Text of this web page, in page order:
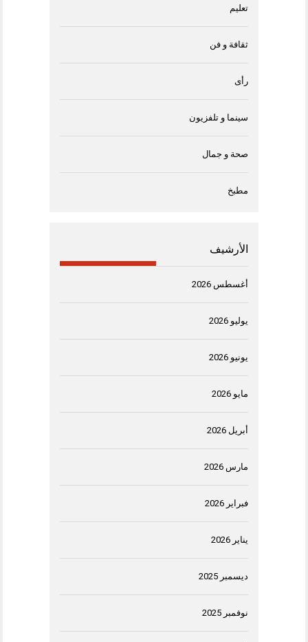
تعليم
ثقافة و فن
رأى
سينما و تلفزيون
صحة و جمال
مطبخ
الأرشيف
أغسطس 2026
يوليو 2026
يونيو 2026
مايو 2026
أبريل 2026
مارس 2026
فبراير 2026
يناير 2026
ديسمبر 2025
نوفمبر 2025